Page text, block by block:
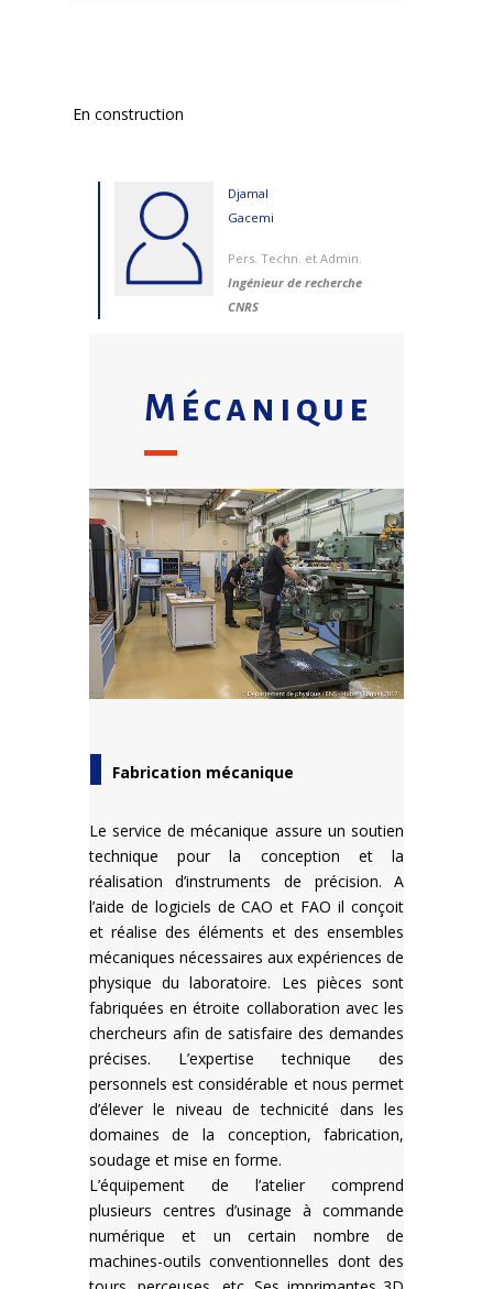
En construction
Djamal
Gacemi
Pers. Techn. et Admin.
Ingénieur de recherche
CNRS
Mécanique
Fabrication mécanique
Le service de mécanique assure un soutien
technique pour la conception et la
réalisation d’instruments de précision. A
l’aide de logiciels de CAO et FAO il conçoit
et réalise des éléments et des ensembles
mécaniques nécessaires aux expériences de
physique du laboratoire. Les pièces sont
fabriquées en étroite collaboration avec les
chercheurs afin de satisfaire des demandes
précises. L’expertise technique des
personnels est considérable et nous permet
d’élever le niveau de technicité dans les
domaines de la conception, fabrication,
soudage et mise en forme.
L’équipement de l’atelier comprend
plusieurs centres d’usinage à commande
numérique et un certain nombre de
machines-outils conventionnelles dont des